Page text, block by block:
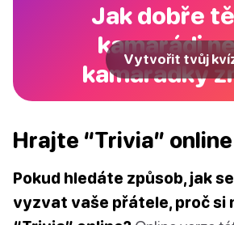
Jak dobře
kamarádi
kamarádky
Vytvořit tvůj
Hrajte “Trivia” online
Pokud hledáte způsob, jak
vyzvat vaše přátele, proč si